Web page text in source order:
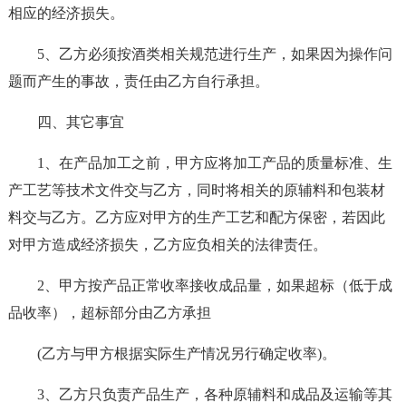
相应的经济损失。
5、乙方必须按酒类相关规范进行生产，如果因为操作问
题而产生的事故，责任由乙方自行承担。
四、其它事宜
1、在产品加工之前，甲方应将加工产品的质量标准、生
产工艺等技术文件交与乙方，同时将相关的原辅料和包装材
料交与乙方。乙方应对甲方的生产工艺和配方保密，若因此
对甲方造成经济损失，乙方应负相关的法律责任。
2、甲方按产品正常收率接收成品量，如果超标（低于成
品收率），超标部分由乙方承担
(乙方与甲方根据实际生产情况另行确定收率)。
3、乙方只负责产品生产，各种原辅料和成品及运输等其